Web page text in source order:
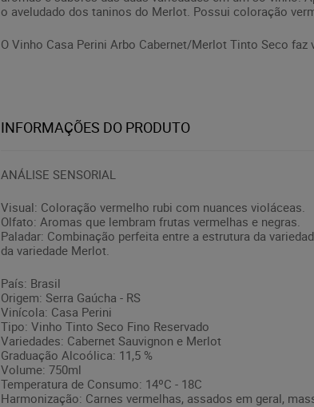
o aveludado dos taninos do Merlot. Possui coloração
O Vinho Casa Perini Arbo Cabernet/Merlot Tinto Seco
INFORMAÇÕES DO PRODUTO
ANÁLISE SENSORIAL
Visual: Coloração vermelho rubi com nuances violáceas.
Olfato: Aromas que lembram frutas vermelhas e negras.
Paladar: Combinação perfeita entre a estrutura da
da variedade Merlot.
País: Brasil
Origem: Serra Gaúcha - RS
Vinícola: Casa Perini
Tipo: Vinho Tinto Seco Fino Reservado
Variedades: Cabernet Sauvignon e Merlot
Graduação Alcoólica: 11,5 %
Volume: 750ml
Temperatura de Consumo: 14ºC - 18C
Harmonização: Carnes vermelhas, assados em geral,